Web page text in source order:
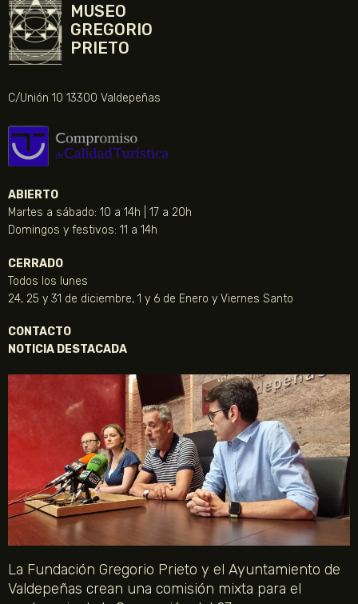
MUSEO
GREGORIO
PRIETO
C/Unión 10 13300 Valdepeñas
ABIERTO
Martes a sábado: 10 a 14h | 17 a 20h
Domingos y festivos: 11 a 14h
CERRADO
Todos los lunes
24, 25 y 31 de diciembre, 1 y 6 de Enero y Viernes Santo
CONTACTO
NOTICIA DESTACADA
La Fundación Gregorio Prieto y el Ayuntamiento de
Valdepeñas crean una comisión mixta para el